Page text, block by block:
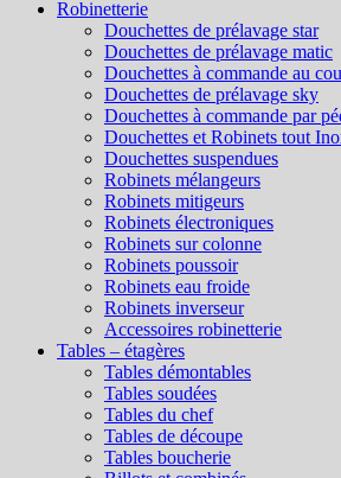
Robinetterie
Douchettes de prélavage star
Douchettes de prélavage matic
Douchettes à commande au
Douchettes de prélavage sky
Douchettes à commande par
Douchettes et Robinets tout
Douchettes suspendues
Robinets mélangeurs
Robinets mitigeurs
Robinets électroniques
Robinets sur colonne
Robinets poussoir
Robinets eau froide
Robinets inverseur
Accessoires robinetterie
Tables – étagères
Tables démontables
Tables soudées
Tables du chef
Tables de découpe
Tables boucherie